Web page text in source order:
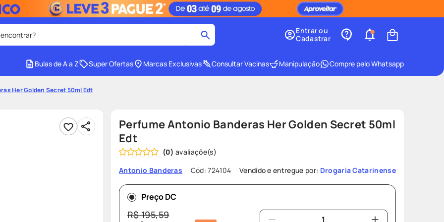
4º
8º
protetor solar
Entrar ou
Cadastrar
Bulas de A a Z Super Ofertas Marcas Exclusivas Consultar Vacinas Manipulação Compre pelo Whatsapp
Her Golden Secret 50ml Edt
Perfume Antonio Banderas Her Golden Secret 50ml
Edt
(0)
Antonio Banderas
Cód:724104 Vendido e entregue por: Drogaria Catarinense
Preço DC
R$195,59